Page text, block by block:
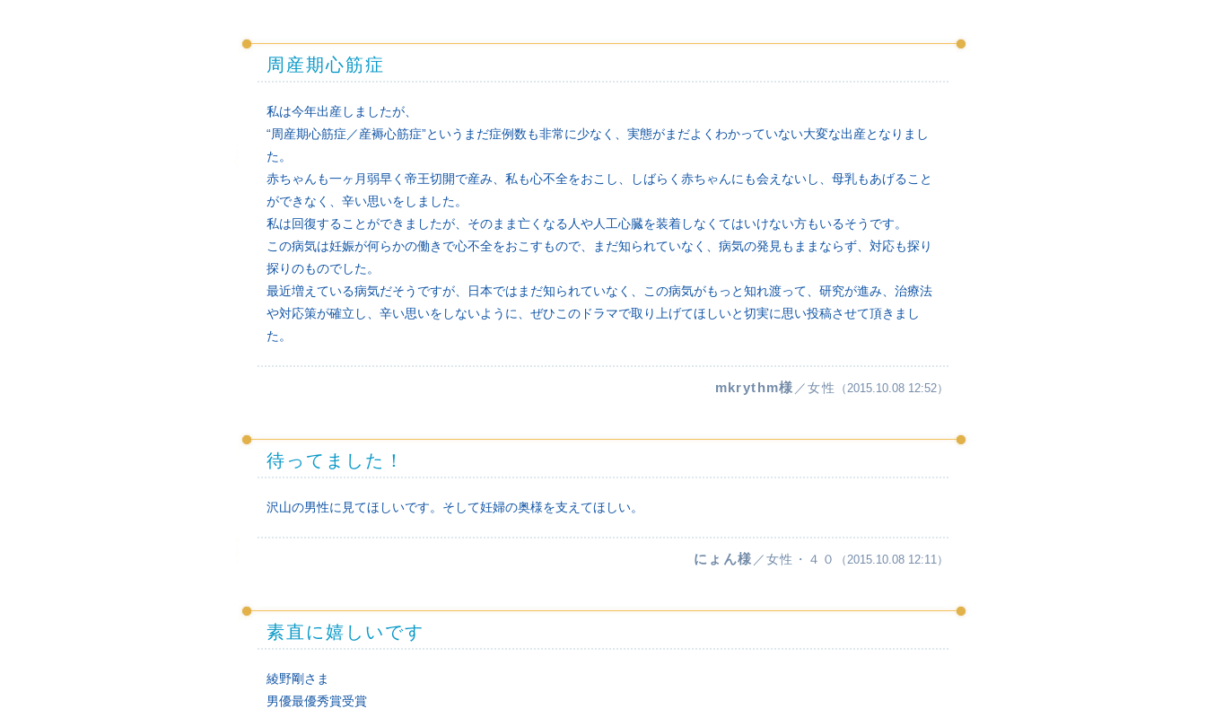
周産期心筋症
私は今年出産しましたが、
“周産期心筋症／産褥心筋症”というまだ症例数も非常に少なく、実態がまだよくわかっていない大変な出産となりまし
た。
赤ちゃんも一ヶ月弱早く帝王切開で産み、私も心不全をおこし、しばらく赤ちゃんにも会えないし、母乳もあげること
ができなく、辛い思いをしました。
私は回復することができましたが、そのまま亡くなる人や人工心臓を装着しなくてはいけない方もいるそうです。
この病気は妊娠が何らかの働きで心不全をおこすもので、まだ知られていなく、病気の発見もままならず、対応も探り
探りのものでした。
最近増えている病気だそうですが、日本ではまだ知られていなく、この病気がもっと知れ渡って、研究が進み、治療法
や対応策が確立し、辛い思いをしないように、ぜひこのドラマで取り上げてほしいと切実に思い投稿させて頂きまし
た。
mkrythm様 ／女性 （2015.10.08 12:52）
待ってました！
沢山の男性に見てほしいです。そして妊婦の奥様を支えてほしい。
にょん様 ／女性・４０ （2015.10.08 12:11）
素直に嬉しいです
綾野剛さま
男優最優秀賞受賞